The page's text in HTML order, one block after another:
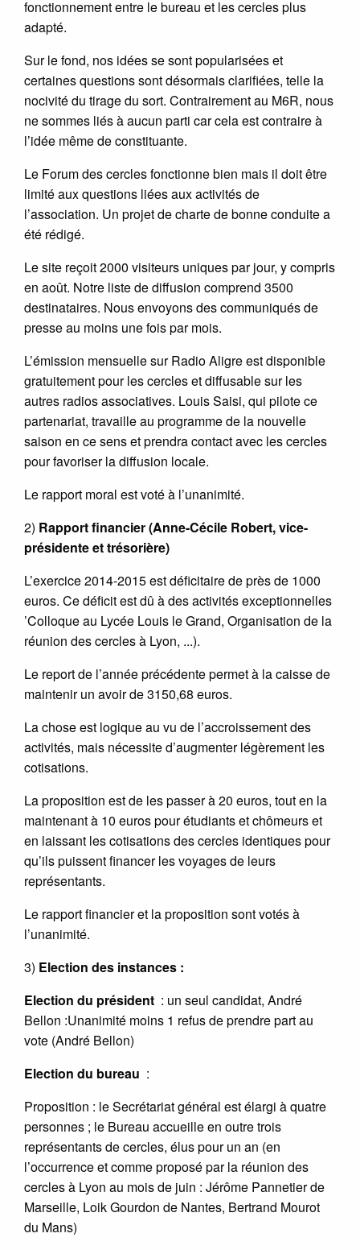
fonctionnement entre le bureau et les cercles plus
adapté.
Sur le fond, nos idées se sont popularisées et
certaines questions sont désormais clarifiées, telle la
nocivité du tirage du sort. Contrairement au M6R, nous
ne sommes liés à aucun parti car cela est contraire à
l’idée même de constituante.
Le Forum des cercles fonctionne bien mais il doit être
limité aux questions liées aux activités de
l’association. Un projet de charte de bonne conduite a
été rédigé.
Le site reçoit 2000 visiteurs uniques par jour, y compris
en août. Notre liste de diffusion comprend 3500
destinataires. Nous envoyons des communiqués de
presse au moins une fois par mois.
L’émission mensuelle sur Radio Aligre est disponible
gratuitement pour les cercles et diffusable sur les
autres radios associatives. Louis Saisi, qui pilote ce
partenariat, travaille au programme de la nouvelle
saison en ce sens et prendra contact avec les cercles
pour favoriser la diffusion locale.
Le rapport moral est voté à l’unanimité.
2) Rapport financier (Anne-Cécile Robert, vice-
présidente et trésorière)
L’exercice 2014-2015 est déficitaire de près de 1000
euros. Ce déficit est dû à des activités exceptionnelles
’Colloque au Lycée Louis le Grand, Organisation de la
réunion des cercles à Lyon, ...).
Le report de l’année précédente permet à la caisse de
maintenir un avoir de 3150,68 euros.
La chose est logique au vu de l’accroissement des
activités, mais nécessite d’augmenter légèrement les
cotisations.
La proposition est de les passer à 20 euros, tout en la
maintenant à 10 euros pour étudiants et chômeurs et
en laissant les cotisations des cercles identiques pour
qu’ils puissent financer les voyages de leurs
représentants.
Le rapport financier et la proposition sont votés à
l’unanimité.
3) Election des instances :
Election du président : un seul candidat, André
Bellon :Unanimité moins 1 refus de prendre part au
vote (André Bellon)
Election du bureau :
Proposition : le Secrétariat général est élargi à quatre
personnes ; le Bureau accueille en outre trois
représentants de cercles, élus pour un an (en
l’occurrence et comme proposé par la réunion des
cercles à Lyon au mois de juin : Jérôme Pannetier de
Marseille, Loik Gourdon de Nantes, Bertrand Mourot
du Mans)